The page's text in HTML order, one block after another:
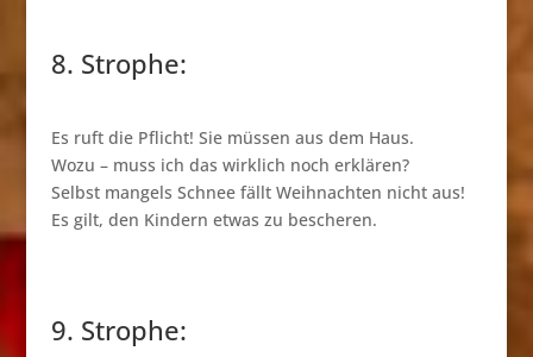
8. Strophe:
Es ruft die Pflicht! Sie müssen aus dem Haus.
Wozu – muss ich das wirklich noch erklären?
Selbst mangels Schnee fällt Weihnachten nicht aus!
Es gilt, den Kindern etwas zu bescheren.
9. Strophe: